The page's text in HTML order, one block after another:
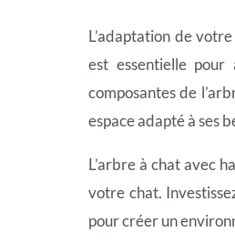
L’adaptation de
est essentielle
composantes de
espace adapté à ses
L’arbre à chat avec
votre chat.
pour créer un